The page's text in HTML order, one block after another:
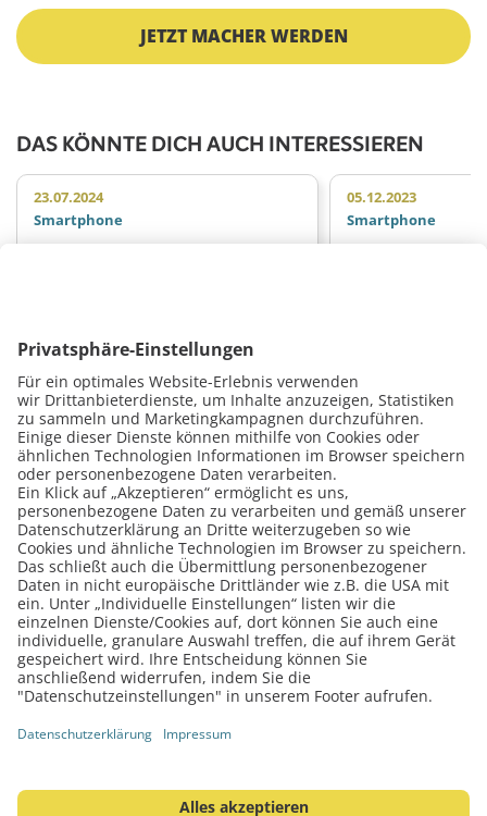
JETZT MACHER WERDEN
DAS KÖNNTE DICH AUCH INTERESSIEREN
23.07.2024
Smartphone
Mit dem neuen iPhone 12 hat Apple
seiner Schikane von freien Werkstätten
die Krone aufgesetzt. Das wollen wir uns
nicht gefallen lassen und sagen…
Weiterlesen
05.12.2023
Smartphone
Um es gleich
Dürfen Sie! Wichtig
Ihrer
machen! Löten
Weiterlesen
Fußzeilenmenü